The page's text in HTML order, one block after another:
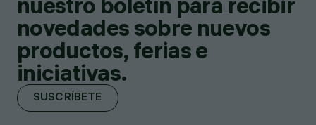
novedades sobre nuevos
productos, ferias e
iniciativas.
SUSCRÍBETE